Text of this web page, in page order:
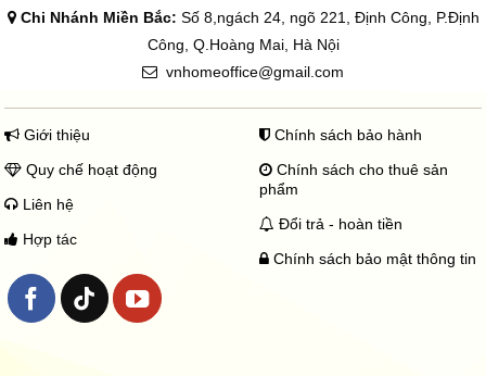
Chi Nhánh Miền Bắc: Số 8,ngách 24, ngõ 221, Định Công, P.Định
Công, Q.Hoàng Mai, Hà Nội
vnhomeoffice@gmail.com
Giới thiệu
Quy chế hoạt động
Liên hệ
Hợp tác
Chính sách bảo hành
Chính sách cho thuê sản
phẩm
Đổi trả - hoàn tiền
Chính sách bảo mật thông tin